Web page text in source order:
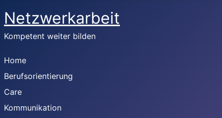
Netzwerkarbeit
Kompetent weiter bilden
Home
Berufsorientierung
Care
Kommunikation